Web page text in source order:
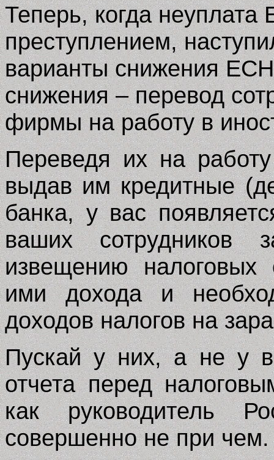
Теперь, когда
преступлением,
варианты снижения ЕСН
снижения – перевод
фирмы на работу в
Переведя их на
выдав им кредитные
банка, у вас
ваших сотрудников
извещению налоговых
ими дохода и
доходов налогов на
Пускай у них, а не у
отчета перед
как руководитель
совершенно не при